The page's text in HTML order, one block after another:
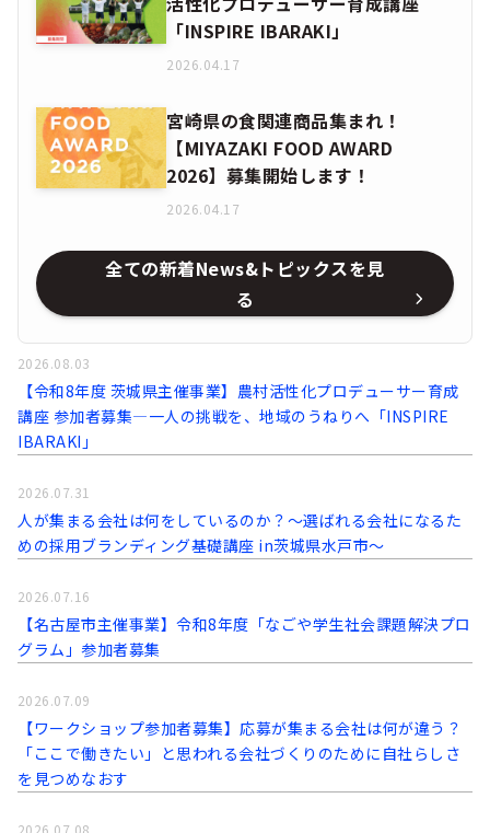
「INSPIRE IBARAKI」
2026.04.17
宮崎県の食関連商品集まれ！
【MIYAZAKI FOOD AWARD
2026】募集開始します！
2026.04.17
全ての新着News&トピックスを見
る
【令和8年度 茨城県主催事業】農村活性化プロデューサー育成
講座 参加者募集―一人の挑戦を、地域のうねりへ「INSPIRE
IBARAKI」
2026.08.03
人が集まる会社は何をしているのか？～選ばれる会社になるた
めの採用ブランディング基礎講座 in茨城県水戸市～
2026.07.31
【名古屋市主催事業】令和8年度「なごや学生社会課題解決プロ
グラム」参加者募集
2026.07.16
【ワークショップ参加者募集】応募が集まる会社は何が違う？
「ここで働きたい」と思われる会社づくりのために自社らしさ
を見つめなおす
2026.07.09